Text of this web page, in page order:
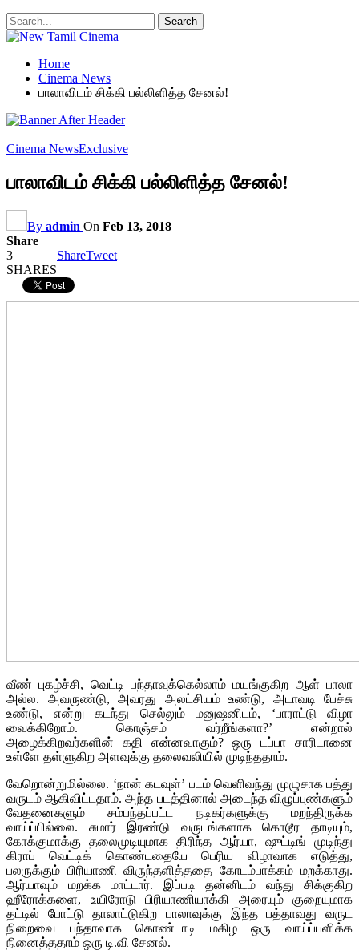
Home
Cinema News
பாலாவிடம் சிக்கி பல்லிளித்த சேனல்!
Cinema NewsExclusive
பாலாவிடம் சிக்கி பல்லிளித்த சேனல்!
By admin On Feb 13, 2018
Share
3
SHARES
ShareTweet
வீண் புகழ்ச்சி, வெட்டி பந்தாவுக்கெல்லாம் மயங்குகிற ஆள் பாலா
அல்ல. அவருண்டு, அவரது அலட்சியம் உண்டு, அடாவடி பேச்சு
உண்டு, என்று கடந்து செல்லும் மனுஷனிடம், ‘பாராட்டு விழா
வைக்கிறோம். கொஞ்சம் வர்றீங்களா?’ என்றால்
அழைக்கிறவர்களின் கதி என்னவாகும்? ஒரு டப்பா சாரிடானை
உள்ளே தள்ளுகிற அளவுக்கு தலைவலியில் முடிந்ததாம்.
வேறொன்றுமில்லை. ‘நான் கடவுள்’ படம் வெளிவந்து முழுசாக பத்து
வருடம் ஆகிவிட்டதாம். அந்த படத்தினால் அடைந்த விழுப்புண்களும்
வேதனைகளும் சம்பந்தப்பட்ட நடிகர்களுக்கு மறந்திருக்க
வாய்ப்பில்லை. சுமார் இரண்டு வருடங்களாக கொடூர தாடியும்,
கோக்குமாக்கு தலைமுடியுமாக திரிந்த ஆர்யா, ஷுட்டிங் முடிந்து
கிராப் வெட்டிக் கொண்டதையே பெரிய விழாவாக எடுத்து,
பலருக்கும் பிரியாணி விருந்தளித்ததை கோடம்பாக்கம் மறக்காது.
ஆர்யாவும் மறக்க மாட்டார். இப்படி தன்னிடம் வந்து சிக்குகிற
ஹீரோக்களை, உயிரோடு பிரியாணியாக்கி அரையும் குறையுமாக
தட்டில் போட்டு தாலாட்டுகிற பாலாவுக்கு இந்த பத்தாவது வருட
நிறைவை பந்தாவாக கொண்டாடி மகிழ ஒரு வாய்ப்பளிக்க
நினைத்ததாம் ஒரு டி.வி சேனல்.